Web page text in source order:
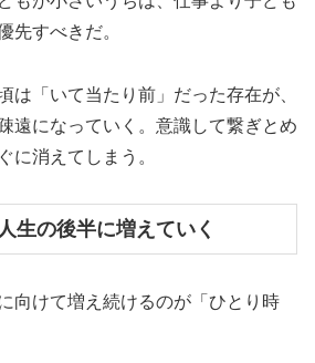
先すべきだ。
は「いて当たり前」だった存在が、
遠になっていく。意識して繋ぎとめ
に消えてしまう。
生の後半に増えていく
向けて増え続けるのが「ひとり時